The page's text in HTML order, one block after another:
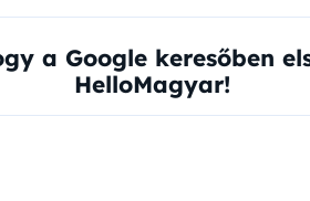
a Google keresőben
HelloMagyar!